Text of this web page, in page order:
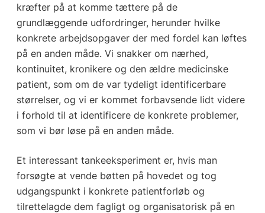
kræfter på at komme tættere på de
grundlæggende udfordringer, herunder hvilke
konkrete arbejdsopgaver der med fordel kan løftes
på en anden måde. Vi snakker om nærhed,
kontinuitet, kronikere og den ældre medicinske
patient, som om de var tydeligt identificerbare
størrelser, og vi er kommet forbavsende lidt videre
i forhold til at identificere de konkrete problemer,
som vi bør løse på en anden måde.
Et interessant tankeeksperiment er, hvis man
forsøgte at vende bøtten på hovedet og tog
udgangspunkt i konkrete patientforløb og
tilrettelagde dem fagligt og organisatorisk på en